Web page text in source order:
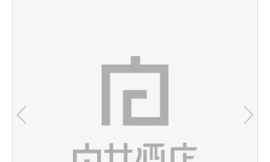
お気に入り機能の活用方法
会社情報